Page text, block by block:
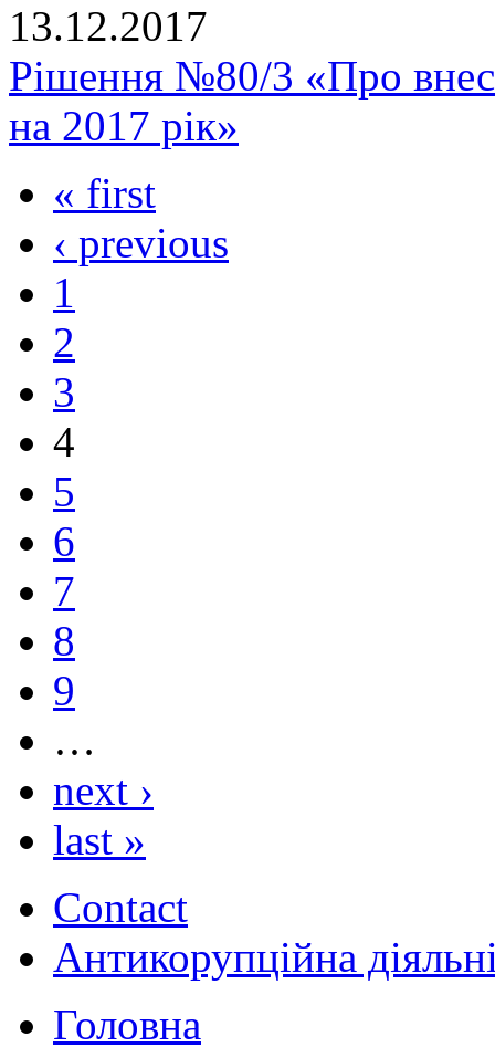
13.12.2017
Рішення №80/3 «Про
на 2017 рік»
« first
‹ previous
1
2
3
4
5
6
7
8
9
…
next ›
last »
Contact
Антикорупційна
Головна